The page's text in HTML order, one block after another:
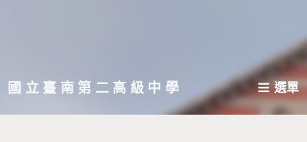
主國立臺南第二高級中學 選單